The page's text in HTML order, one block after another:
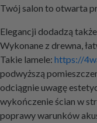
Twój salon to otwarta
Elegancji dodadzą
Wykonane z drewna,
Takie lamele: https://
podwyższą
odciągnie uwagę
wykończenie ścian w
poprawy warunków